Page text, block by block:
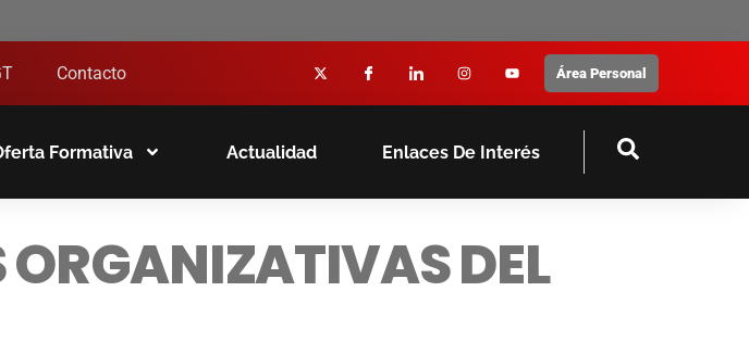
Contacto Área Personal
Formativa Actualidad Enlaces De Interés
DEL